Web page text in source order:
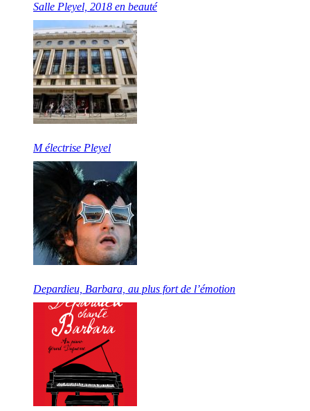
Salle Pleyel, 2018 en beauté
M électrise Pleyel
Depardieu, Barbara, au plus fort de l’émotion